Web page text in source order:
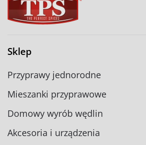
Sklep
Przyprawy jednorodne
Mieszanki przyprawowe
Domowy wyrób wędlin
Akcesoria i urządzenia